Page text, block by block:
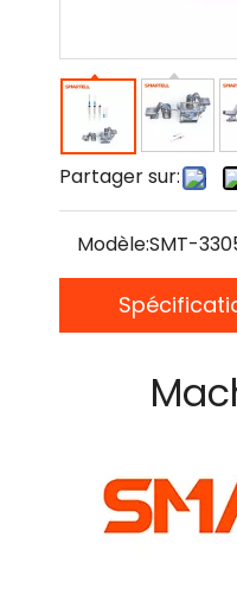
Partager sur:
Modèle:SMT-